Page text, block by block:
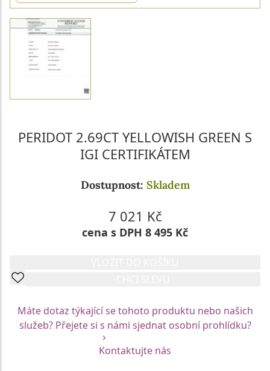
PERIDOT 2.69CT YELLOWISH GREEN S
IGI CERTIFIKÁTEM
Dostupnost: Skladem
7 021 Kč
cena s DPH 8 495 Kč
Máte dotaz týkající se tohoto produktu nebo našich
služeb? Přejete si s námi sjednat osobní prohlídku?
Kontaktujte nás